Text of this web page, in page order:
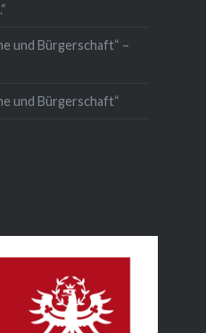
und Bürgerschaft“ –
und Bürgerschaft“